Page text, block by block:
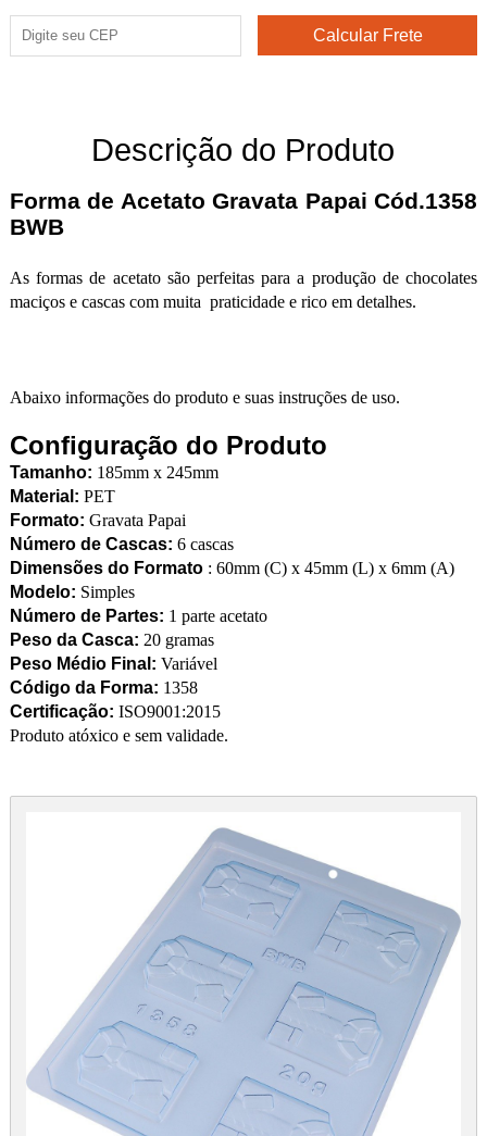
Descrição do Produto
Forma de Acetato Gravata Papai Cód.1358
BWB
As formas de acetato são perfeitas para a produção de chocolates
maciços e cascas com muita praticidade e rico em detalhes.
Abaixo informações do produto e suas instruções de uso.
Configuração do Produto
Tamanho: 185mm x 245mm
Material: PET
Formato: Gravata Papai
Número de Cascas: 6 cascas
Dimensões do Formato : 60mm (C) x 45mm (L) x 6mm (A)
Modelo: Simples
Número de Partes: 1 parte acetato
Peso da Casca: 20 gramas
Peso Médio Final: Variável
Código da Forma: 1358
Certificação: ISO9001:2015
Produto atóxico e sem validade.